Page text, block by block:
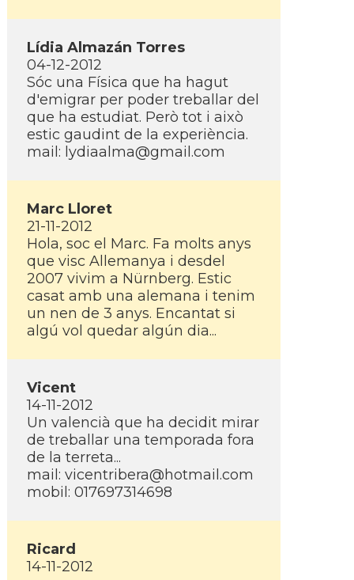
Lí­dia Almazán Torres
04-12-2012
Sóc una Fí­sica que ha hagut
d'emigrar per poder treballar del
que ha estudiat. Però tot i això
estic gaudint de la experiència.
mail: lydiaalma@gmail.com
Marc Lloret
21-11-2012
Hola, soc el Marc. Fa molts anys
que visc Allemanya i desdel
2007 vivim a Nürnberg. Estic
casat amb una alemana i tenim
un nen de 3 anys. Encantat si
algú vol quedar algún dia...
Vicent
14-11-2012
Un valencià que ha decidit mirar
de treballar una temporada fora
de la terreta...
mail: vicentribera@hotmail.com
mobil: 017697314698
Ricard
14-11-2012